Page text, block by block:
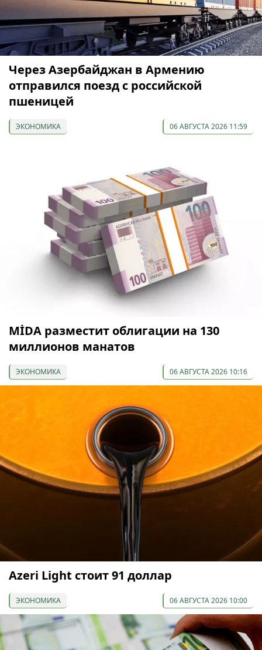
Через Азербайджан в Армению
отправился поезд с российской
пшеницей
ЭКОНОМИКА 06 АВГУСТА 2026 11:59
МİDA разместит облигации на 130
миллионов манатов
ЭКОНОМИКА 06 АВГУСТА 2026 10:16
Azeri Light стоит 91 доллар
ЭКОНОМИКА 06 АВГУСТА 2026 10:00